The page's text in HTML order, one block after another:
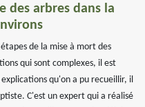
des arbres dans la
de la mise à mort des
qui sont complexes, il est
qu'on a pu recueillir, il
C'est un expert qui a réalisé